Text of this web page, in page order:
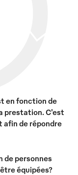
en fonction de
prestation. C'est
afin de répondre
de personnes
équipées?